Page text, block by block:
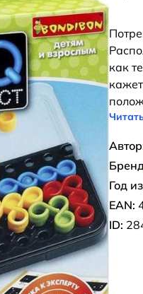
как
Год
EAN:
ID: